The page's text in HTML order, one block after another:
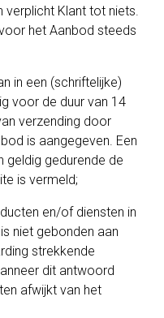
verplicht Klant tot niets.
het Aanbod steeds
in een (schriftelijke)
voor de duur van 14
verzending door
is aangegeven. Een
geldig gedurende de
is vermeld;
en/of diensten in
niet gebonden aan
strekkende
dit antwoord
afwijkt van het